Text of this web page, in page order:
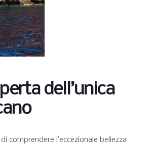
dell’unica
comprendere l’eccezionale bellezza